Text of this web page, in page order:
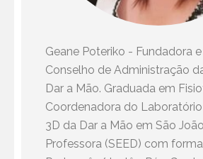
Geane Poteriko - Fundadora
Conselho de Administração
Dar a Mão. Graduada em
Coordenadora do
3D da Dar a Mão em São
Professora (SEED) com